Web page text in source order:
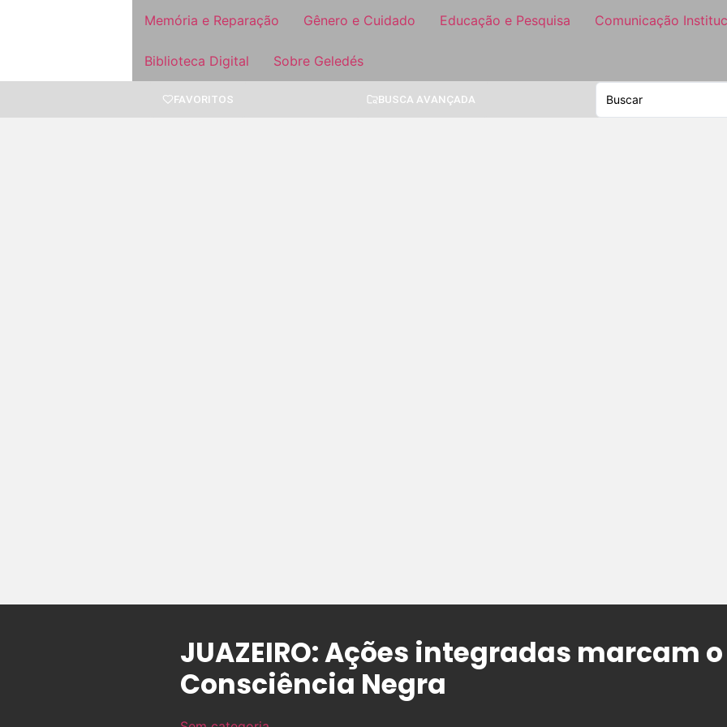
Memória e Reparação Gênero e Cuidado Educação e Pesquisa Comunicação
Biblioteca Digital Sobre Geledés
FAVORITOS BUSCA AVANÇADA
JUAZEIRO: Ações integradas marcam
Consciência Negra